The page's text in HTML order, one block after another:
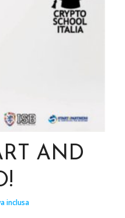
AND
inclusa